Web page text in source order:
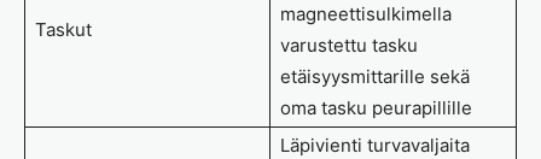
Taskut
magneettisulkimella
varustettu tasku
etäisyysmittarille sekä
oma tasku peurapillille
Läpivienti turvavaljaita